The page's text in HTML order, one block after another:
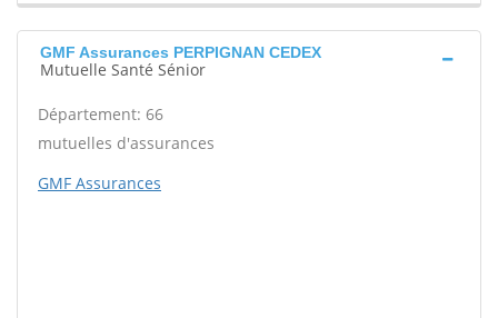
GMF Assurances PERPIGNAN CEDEX
Mutuelle Santé Sénior
Département: 66
mutuelles d'assurances
GMF Assurances